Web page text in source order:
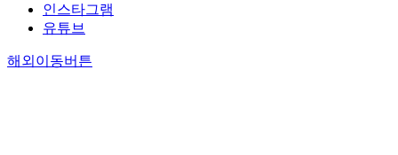
인스타그램
유튜브
해외이동버튼